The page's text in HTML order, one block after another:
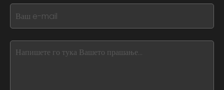
form
field
blank
If
you
this,